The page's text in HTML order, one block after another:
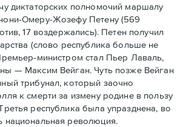
диктаторских полномочий маршалу
Омеру-Жозефу Петену (569
17 воздержались). Петен получил
(слово республика больше не
министром стал Пьер Лаваль,
— Максим Вейган. Чуть позже Вейган
трибунал, который заочно
к смерти за измену родине в пользу
республика была упразднена, во
национальная революция.